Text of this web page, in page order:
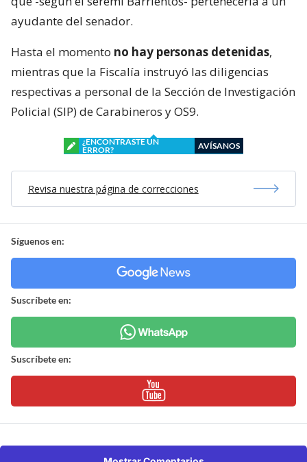
ayudante del senador.
Hasta el momento no hay personas detenidas,
mientras que la Fiscalía instruyó las diligencias
respectivas a personal de la Sección de Investigación
Policial (SIP) de Carabineros y OS9.
¿ENCONTRASTE UN
ERROR?
AVÍSANOS
Revisa nuestra página de correcciones
Síguenos en:
Suscríbete en:
Suscríbete en: